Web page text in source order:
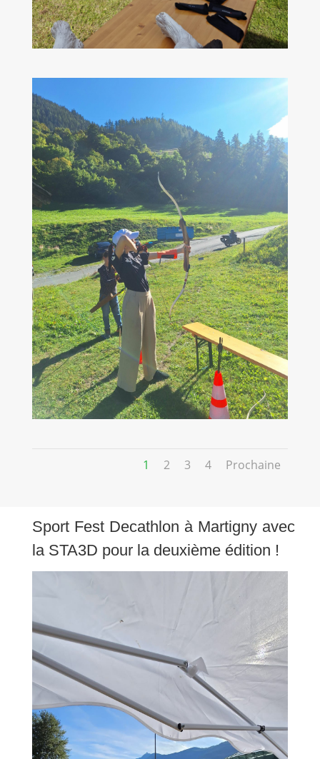
1 2 3 4 Prochaine
Sport Fest Decathlon à Martigny avec
la STA3D pour la deuxième édition !